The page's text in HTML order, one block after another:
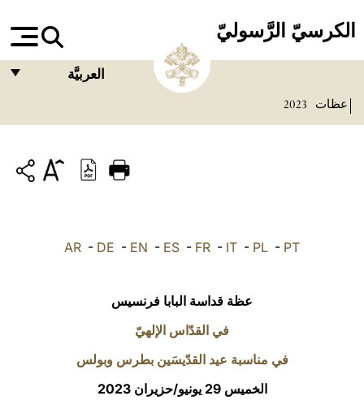
الكرسيّ الرَّسوليّ
العربيَّة
ITALIANO
中文
LATINE
عظات 2023
AR - DE - EN - ES - FR - IT - PL - PT
عظة قداسة البابا فرنسيس
في القدّاس الإلهيّ
في مناسبة عيد القدّيسَين بطرس وبولس
الخميس 29 يونيو/حزيران 2023